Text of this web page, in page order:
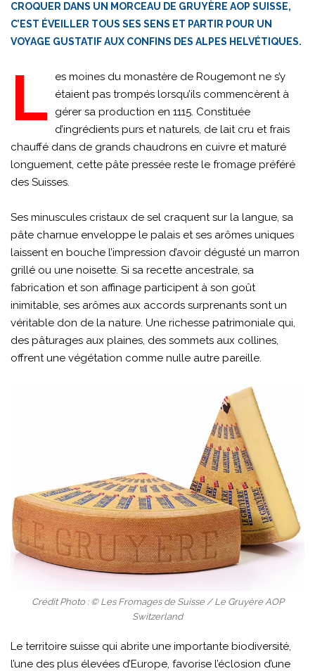
CROQUER DANS UN MORCEAU DE GRUYÈRE AOP SUISSE,
C’EST ÉVEILLER TOUS SES SENS ET PARTIR POUR UN
VOYAGE GUSTATIF AUX CONFINS DES ALPES HELVÉTIQUES.
L
es moines du monastère de Rougemont ne s’y
étaient pas trompés lorsqu’ils commencèrent à
gérer sa production en 1115. Constituée
d’ingrédients purs et naturels, de lait cru et frais
chauffé dans de grands chaudrons en cuivre et maturé
longuement, cette pâte pressée reste le fromage préféré
des Suisses.
Ses minuscules cristaux de sel craquent sur la langue, sa
pâte charnue enveloppe le palais et ses arômes uniques
laissent en bouche l’impression d’avoir dégusté un marron
grillé ou une noisette. Si sa recette ancestrale, sa
fabrication et son affinage participent à son goût
inimitable, ses arômes aux accords surprenants sont un
véritable don de la nature. Une richesse patrimoniale qui,
des pâturages aux plaines, des sommets aux collines,
offrent une végétation comme nulle autre pareille.
Crédit Photo : © Les Fromages de Suisse / Le Gruyère AOP
Switzerland
Le territoire suisse qui abrite une importante biodiversité,
l’une des plus élevées d’Europe, favorise l’éclosion d’une